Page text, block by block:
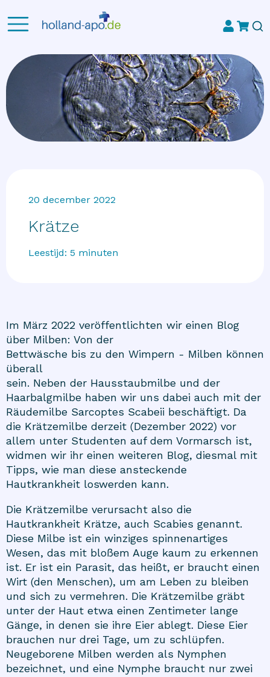
20 december 2022
Krätze
Leestijd: 5 minuten
Im März 2022 veröffentlichten wir einen Blog
über Milben: Von der
Bettwäsche bis zu den Wimpern - Milben können
überall
sein. Neben der Hausstaubmilbe und der
Haarbalgmilbe haben wir uns dabei auch mit der
Räudemilbe Sarcoptes Scabeii beschäftigt. Da
die Krätzemilbe derzeit (Dezember 2022) vor
allem unter Studenten auf dem Vormarsch ist,
widmen wir ihr einen weiteren Blog, diesmal mit
Tipps, wie man diese ansteckende
Hautkrankheit loswerden kann.
Die Krätzemilbe verursacht also die
Hautkrankheit Krätze, auch Scabies genannt.
Diese Milbe ist ein winziges spinnenartiges
Wesen, das mit bloßem Auge kaum zu erkennen
ist. Er ist ein Parasit, das heißt, er braucht einen
Wirt (den Menschen), um am Leben zu bleiben
und sich zu vermehren. Die Krätzemilbe gräbt
unter der Haut etwa einen Zentimeter lange
Gänge, in denen sie ihre Eier ablegt. Diese Eier
brauchen nur drei Tage, um zu schlüpfen.
Neugeborene Milben werden als Nymphen
bezeichnet, und eine Nymphe braucht nur zwei